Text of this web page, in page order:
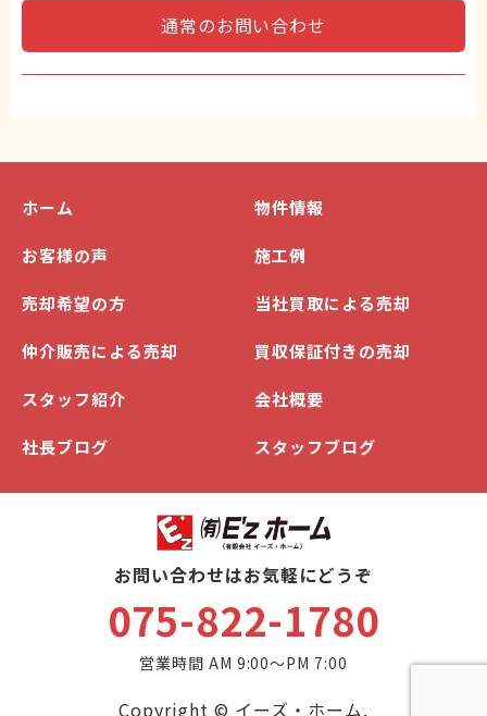
通常のお問い合わせ
ホーム 物件情報
お客様の声 施工例
売却希望の方 当社買取による売却
仲介販売による売却 買収保証付きの売却
スタッフ紹介 会社概要
社長ブログ スタッフブログ
お問い合わせはお気軽にどうぞ
075-822-1780
営業時間 AM 9:00～PM 7:00
Copyright © イーズ・ホーム.